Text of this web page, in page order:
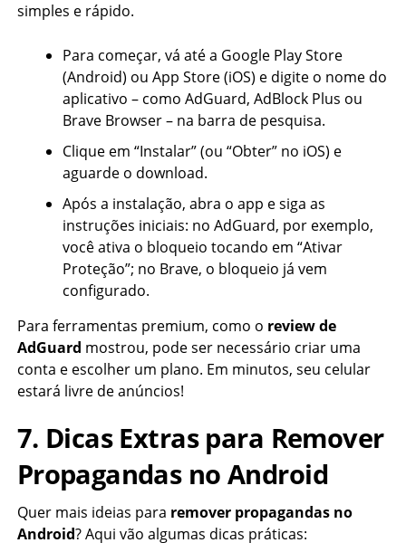
simples e rápido.
Para começar, vá até a Google Play Store
(Android) ou App Store (iOS) e digite o nome do
aplicativo – como AdGuard, AdBlock Plus ou
Brave Browser – na barra de pesquisa.
Clique em “Instalar” (ou “Obter” no iOS) e
aguarde o download.
Após a instalação, abra o app e siga as
instruções iniciais: no AdGuard, por exemplo,
você ativa o bloqueio tocando em “Ativar
Proteção”; no Brave, o bloqueio já vem
configurado.
Para ferramentas premium, como o review de
AdGuard mostrou, pode ser necessário criar uma
conta e escolher um plano. Em minutos, seu celular
estará livre de anúncios!
7. Dicas Extras para Remover
Propagandas no Android
Quer mais ideias para remover propagandas no
Android? Aqui vão algumas dicas práticas: